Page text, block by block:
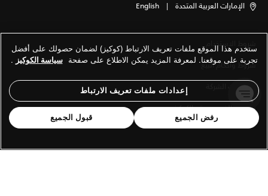
الإمارات العربية المتحدة |
English
شروط الاستخدام
شروط وأحكام البيع
معلومات الشركة
سياسة الخصوصية والكوكيز
ستخدم هذا الموقع ملفات تعريف الارتباط (كوكيز) لضمان حصولك على أفضل
تجربة على موقعنا. لمعرفة المزيد يمكن الاطلاع على صفحة سياسة الكوكيز .
إعدادات ملفات تعريف الارتباط
رفض الجميع قبول الجميع